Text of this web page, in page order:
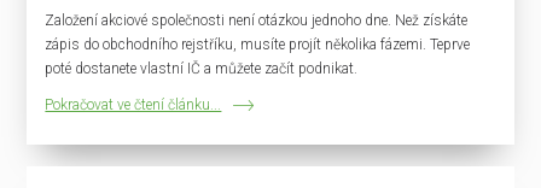
Založení akciové společnosti není otázkou jednoho dne. Než získáte
zápis do obchodního rejstříku, musíte projít několika fázemi. Teprve
poté dostanete vlastní IČ a můžete začít podnikat.
Pokračovat ve čtení článku...